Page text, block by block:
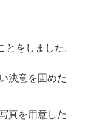
をしました。
決意を固めた
真を用意した